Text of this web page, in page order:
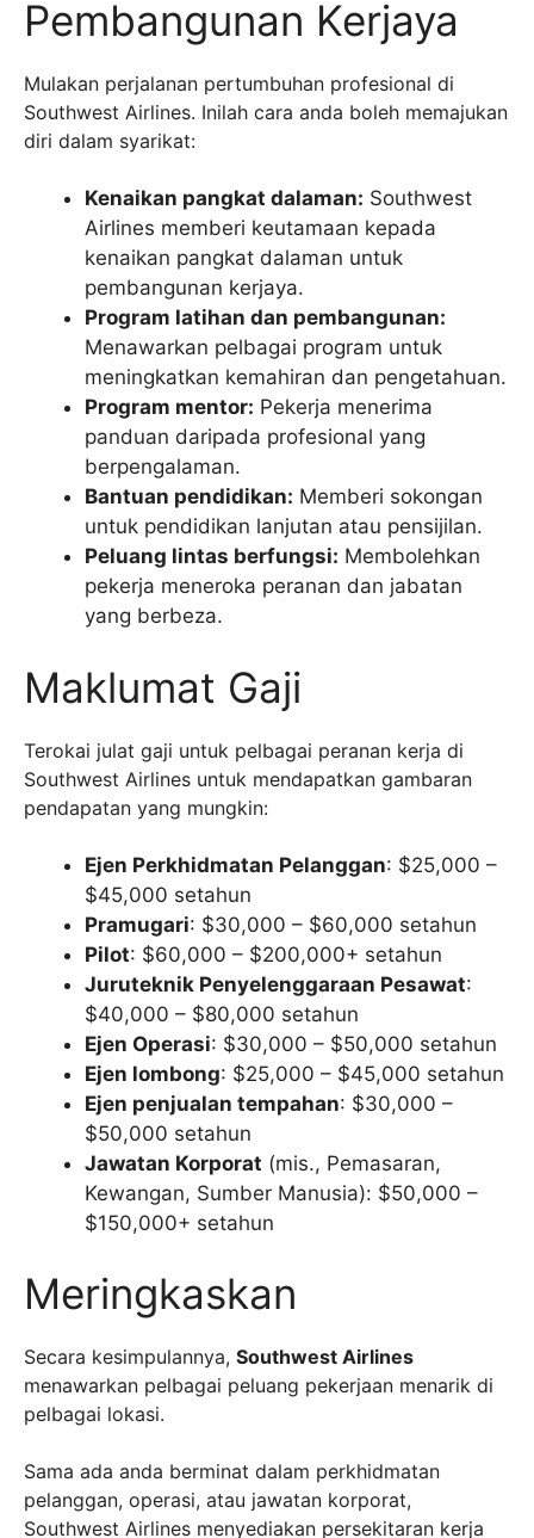
Pembangunan Kerjaya
Mulakan perjalanan pertumbuhan profesional di
Southwest Airlines. Inilah cara anda boleh memajukan
diri dalam syarikat:
Kenaikan pangkat dalaman: Southwest
Airlines memberi keutamaan kepada
kenaikan pangkat dalaman untuk
pembangunan kerjaya.
Program latihan dan pembangunan:
Menawarkan pelbagai program untuk
meningkatkan kemahiran dan pengetahuan.
Program mentor: Pekerja menerima
panduan daripada profesional yang
berpengalaman.
Bantuan pendidikan: Memberi sokongan
untuk pendidikan lanjutan atau pensijilan.
Peluang lintas berfungsi: Membolehkan
pekerja meneroka peranan dan jabatan
yang berbeza.
Maklumat Gaji
Terokai julat gaji untuk pelbagai peranan kerja di
Southwest Airlines untuk mendapatkan gambaran
pendapatan yang mungkin:
Ejen Perkhidmatan Pelanggan: $25,000 –
$45,000 setahun
Pramugari: $30,000 – $60,000 setahun
Pilot: $60,000 – $200,000+ setahun
Juruteknik Penyelenggaraan Pesawat:
$40,000 – $80,000 setahun
Ejen Operasi: $30,000 – $50,000 setahun
Ejen lombong: $25,000 – $45,000 setahun
Ejen penjualan tempahan: $30,000 –
$50,000 setahun
Jawatan Korporat (mis., Pemasaran,
Kewangan, Sumber Manusia): $50,000 –
$150,000+ setahun
Meringkaskan
Secara kesimpulannya, Southwest Airlines
menawarkan pelbagai peluang pekerjaan menarik di
pelbagai lokasi.
Sama ada anda berminat dalam perkhidmatan
pelanggan, operasi, atau jawatan korporat,
Southwest Airlines menyediakan persekitaran kerja